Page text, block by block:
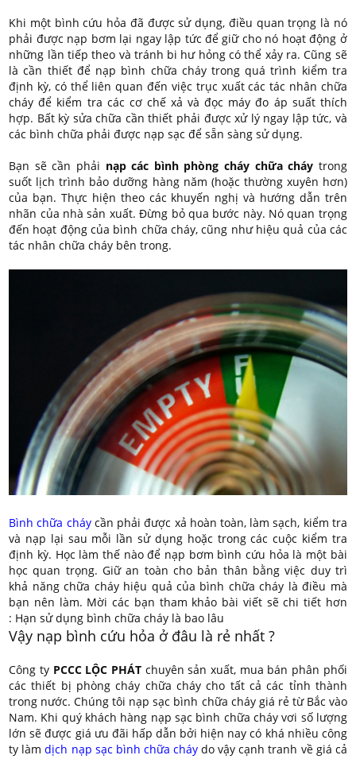
Khi một bình cứu hỏa đã được sử dụng, điều quan trọng là nó
phải được nạp bơm lại ngay lập tức để giữ cho nó hoạt động ở
những lần tiếp theo và tránh bi hư hỏng có thể xảy ra. Cũng sẽ
là cần thiết để nạp bình chữa cháy trong quá trình kiểm tra
định kỳ, có thể liên quan đến việc trục xuất các tác nhân chữa
cháy để kiểm tra các cơ chế xả và đọc máy đo áp suất thích
hợp. Bất kỳ sửa chữa cần thiết phải được xử lý ngay lập tức, và
các bình chữa phải được nạp sạc để sẵn sàng sử dụng.
Bạn sẽ cần phải nạp các bình phòng cháy chữa cháy trong
suốt lịch trình bảo dưỡng hàng năm (hoặc thường xuyên hơn)
của bạn. Thực hiện theo các khuyến nghị và hướng dẫn trên
nhãn của nhà sản xuất. Đừng bỏ qua bước này. Nó quan trọng
đến hoạt động của bình chữa cháy, cũng như hiệu quả của các
tác nhân chữa cháy bên trong.
Bình chữa cháy cần phải được xả hoàn toàn, làm sạch, kiểm tra
và nạp lại sau mỗi lần sử dụng hoặc trong các cuộc kiểm tra
định kỳ. Học làm thế nào để nạp bơm bình cứu hỏa là một bài
học quan trọng. Giữ an toàn cho bản thân bằng việc duy trì
khả năng chữa cháy hiệu quả của bình chữa cháy là điều mà
bạn nên làm. Mời các bạn tham khảo bài viết sẽ chi tiết hơn
: Hạn sử dụng bình chữa cháy là bao lâu
Vậy nạp bình cứu hỏa ở đâu là rẻ nhất ?
Công ty PCCC LỘC PHÁTchuyên sản xuất, mua bán phân phối
các thiết bị phòng cháy chữa cháy cho tất cả các tỉnh thành
trong nước. Chúng tôi nạp sạc bình chữa cháy giá rẻ từ Bắc vào
Nam. Khi quý khách hàng nạp sạc bình chữa cháy vơi số lượng
lớn sẽ được giá ưu đãi hấp dẫn bởi hiện nay có khá nhiều công
ty làmdịch nạp sạc bình chữa cháy do vậy cạnh tranh về giá cả